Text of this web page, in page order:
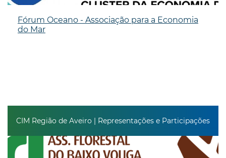
Fórum Oceano - Associação para a Economia
do Mar
CIM Região de Aveiro | Representações e Participações